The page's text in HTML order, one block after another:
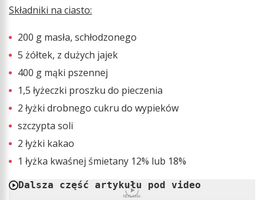
Składniki na ciasto:
200 g masła, schłodzonego
5 żółtek, z dużych jajek
400 g mąki pszennej
1,5 łyżeczki proszku do pieczenia
2 łyżki drobnego cukru do wypieków
szczypta soli
2 łyżki kakao
1 łyżka kwaśnej śmietany 12% lub 18%
Dalsza część artykułu pod video
REKLAMA